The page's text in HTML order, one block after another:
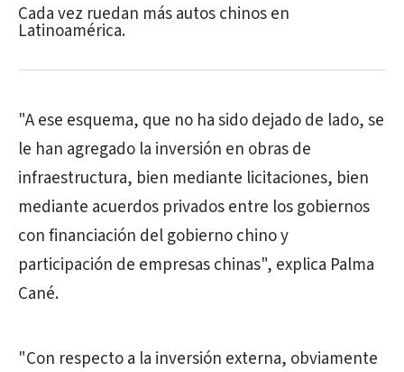
Cada vez ruedan más autos chinos en
Latinoamérica.
"A ese esquema, que no ha sido dejado de lado, se
le han agregado la inversión en obras de
infraestructura, bien mediante licitaciones, bien
mediante acuerdos privados entre los gobiernos
con financiación del gobierno chino y
participación de empresas chinas", explica Palma
Cané.
"Con respecto a la inversión externa, obviamente